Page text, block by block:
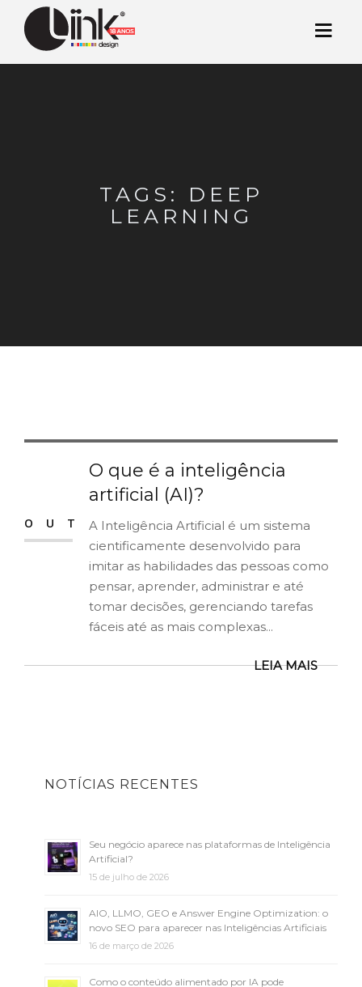
TAGS: DEEP
LEARNING
OUT
O que é a inteligência
artificial (AI)?
A Inteligência Artificial é um sistema
cientificamente desenvolvido para
imitar as habilidades das pessoas como
pensar, aprender, administrar e até
tomar decisões, gerenciando tarefas
fáceis até as mais complexas...
LEIA MAIS
NOTÍCIAS RECENTES
Seu negócio aparece nas plataformas de Inteligência
Artificial?
15 de julho de 2026
AIO, LLMO, GEO e Answer Engine Optimization: o
novo SEO para aparecer nas Inteligências Artificiais
16 de março de 2026
Como o conteúdo alimentado por IA pode